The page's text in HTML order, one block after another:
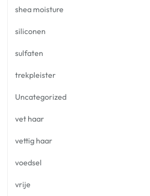
shea moisture
siliconen
sulfaten
trekpleister
Uncategorized
vet haar
vettig haar
voedsel
vrije